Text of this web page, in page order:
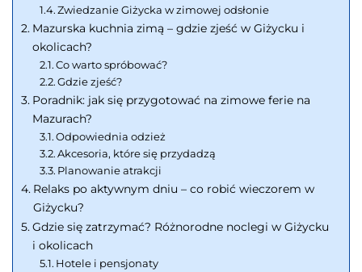
Zwiedzanie Giżycka w zimowej odsłonie
Mazurska kuchnia zimą – gdzie zjeść w Giżycku i
okolicach?
Co warto spróbować?
Gdzie zjeść?
Poradnik: jak się przygotować na zimowe ferie na
Mazurach?
Odpowiednia odzież
Akcesoria, które się przydadzą
Planowanie atrakcji
Relaks po aktywnym dniu – co robić wieczorem w
Giżycku?
Gdzie się zatrzymać? Różnorodne noclegi w Giżycku
i okolicach
Hotele i pensjonaty